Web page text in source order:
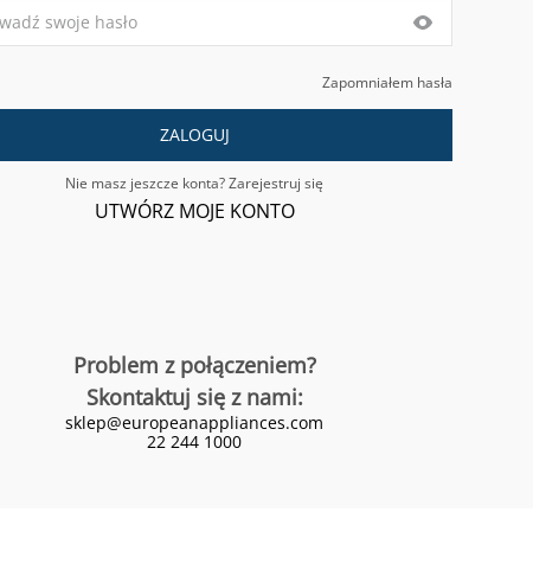
Zapomniałem hasła
ZALOGUJ
Nie masz jeszcze konta? Zarejestruj się
UTWÓRZ MOJE KONTO
Problem z połączeniem?
Skontaktuj się z nami:
sklep@europeanappliances.com
22 244 1000